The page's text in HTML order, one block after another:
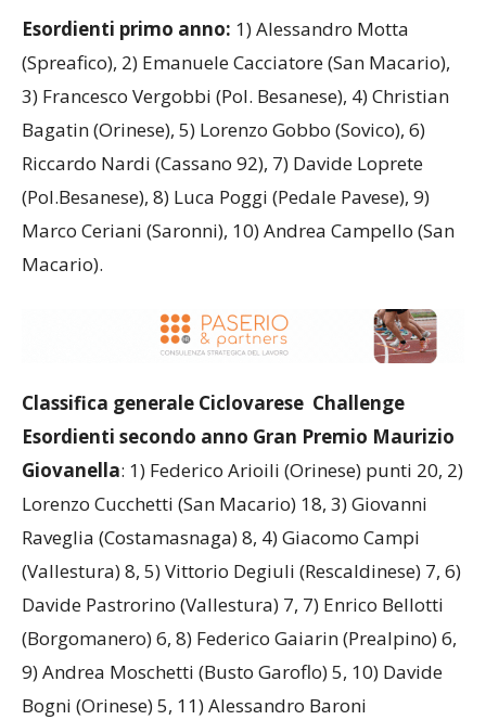
Esordienti primo anno: 1) Alessandro Motta
(Spreafico), 2) Emanuele Cacciatore (San Macario),
3) Francesco Vergobbi (Pol. Besanese), 4) Christian
Bagatin (Orinese), 5) Lorenzo Gobbo (Sovico), 6)
Riccardo Nardi (Cassano 92), 7) Davide Loprete
(Pol.Besanese), 8) Luca Poggi (Pedale Pavese), 9)
Marco Ceriani (Saronni), 10) Andrea Campello (San
Macario).
Classifica generale Ciclovarese Challenge
Esordienti secondo anno Gran Premio Maurizio
Giovanella: 1) Federico Arioili (Orinese) punti 20, 2)
Lorenzo Cucchetti (San Macario) 18, 3) Giovanni
Raveglia (Costamasnaga) 8, 4) Giacomo Campi
(Vallestura) 8, 5) Vittorio Degiuli (Rescaldinese) 7, 6)
Davide Pastrorino (Vallestura) 7, 7) Enrico Bellotti
(Borgomanero) 6, 8) Federico Gaiarin (Prealpino) 6,
9) Andrea Moschetti (Busto Garoflo) 5, 10) Davide
Bogni (Orinese) 5, 11) Alessandro Baroni